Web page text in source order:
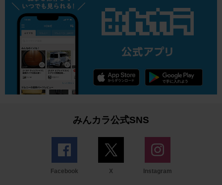
みんカラ公式SNS
Facebook X Instagram